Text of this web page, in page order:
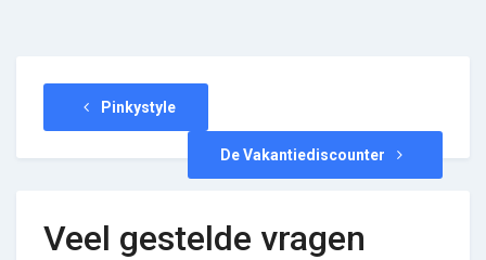
Pinkystyle
De Vakantiediscounter
Veel gestelde vragen